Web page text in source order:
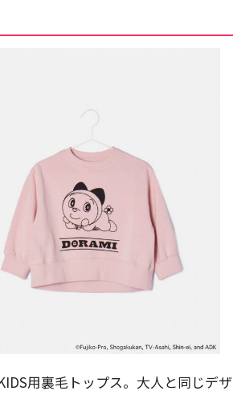
用裏毛トップス。大人と同じデザ